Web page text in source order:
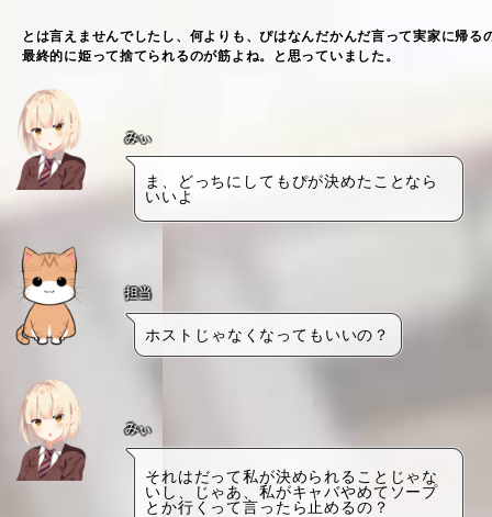
とは言えませんでしたし、何よりも、ぴはなんだかんだ言って実家に帰る
最終的に姫って捨てられるのが筋よね。と思っていました。
みぃ
ま、どっちにしてもぴが決めたことなら
いいよ
担当
ホストじゃなくなってもいいの？
みぃ
それはだって私が決められることじゃな
いし、じゃあ、私がキャバやめてソープ
とか行くって言ったら止めるの？